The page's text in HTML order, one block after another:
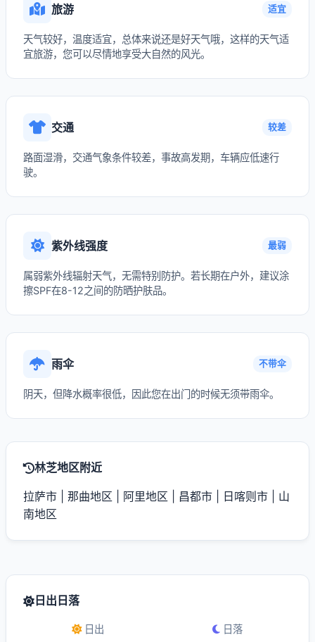
旅游 适宜
天气较好，温度适宜，总体来说还是好天气哦，这样的天气适
宜旅游，您可以尽情地享受大自然的风光。
交通 较差
路面湿滑，交通气象条件较差，事故高发期，车辆应低速行
驶。
紫外线强度 最弱
属弱紫外线辐射天气，无需特别防护。若长期在户外，建议涂
擦SPF在8-12之间的防晒护肤品。
雨伞 不带伞
阴天，但降水概率很低，因此您在出门的时候无须带雨伞。
林芝地区附近
拉萨市 那曲地区 阿里地区 昌都市 日喀则市
山
南地区
日出日落
日出 日落